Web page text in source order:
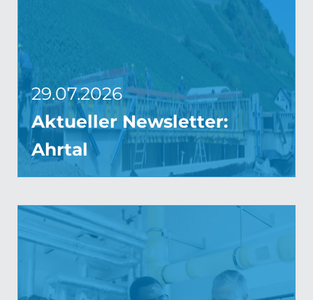
29.07.2026
Aktueller Newsletter:
Ahrtal